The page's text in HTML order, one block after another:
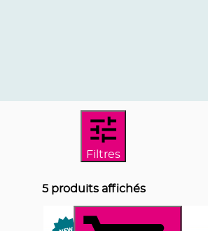
Filtres
5 produits affichés